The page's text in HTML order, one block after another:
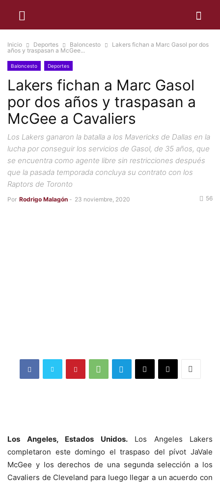
Inicio Deportes Baloncesto
Lakers fichan a Marc Gasol por dos
años y traspasan a McGee...
Baloncesto Deportes
Lakers fichan a Marc Gasol
por dos años y traspasan a
McGee a Cavaliers
Los Lakers ganaron la batalla a los Mavericks de Dallas en la
lucha por conseguir los servicios de Gasol, de 35 años, que
se encuentra como agente libre sin restricciones después
que la pasada temporada concluya su contrato con los
Raptors de Toronto
Por Rodrigo Malagón - 23 noviembre, 2020 56
Los Angeles, Estados Unidos.Los Angeles Lakers
completaron este domingo el traspaso del pívot JaVale
McGee y los derechos de una segunda selección a los
Cavaliers de Cleveland para luego llegar a un acuerdo con